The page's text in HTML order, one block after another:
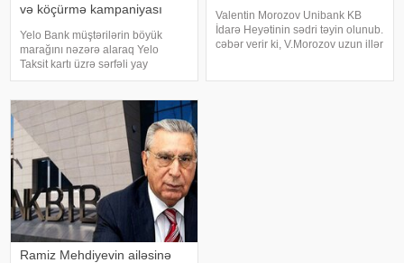
və köçürmə kampaniyası
Yelo Bank müştərilərin böyük
marağını nəzərə alaraq Yelo
Taksit kartı üzrə sərfəli yay
kampaniyasının müddətini uzatdı
genişləndirdi!. 14 avqust
tarixinədək Yelo Taksit kartının
kredit xəttindən istifad
Valentin Morozov Unibank KB
İdarə Heyətinin sədri təyin olunub.
cəbər verir ki, V.Morozov uzun illər
Ramiz Mehdiyevin ailəsinə